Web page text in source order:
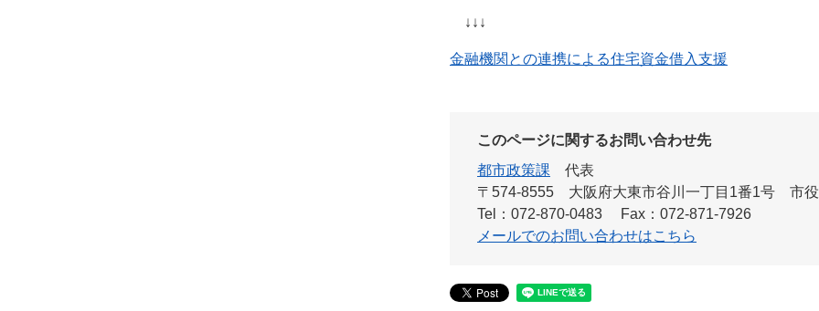
↓↓↓
金融機関との連携による住宅資金借入支援
このページに関するお問い合わせ先
都市政策課
代表
〒574-8555 大阪府大東市谷川一丁目1番1号 市
Tel：072-870-0483
Fax：072-871-7926
メールでのお問い合わせはこちら